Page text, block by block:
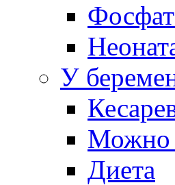
У
Можно
Диета